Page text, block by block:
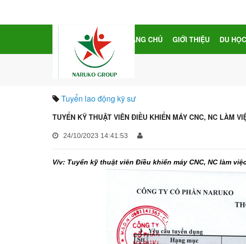
TRANG CHỦ GIỚI THIỆU DU
Tuyển lao động kỹ sư
TUYỂN KỸ THUẬT VIÊN ĐIỀU KHIỂN MÁY CNC, NC LÀM
24/10/2023 14:41:53
V/v: Tuyển kỹ thuật viên Điều khiển máy CNC, NC làm